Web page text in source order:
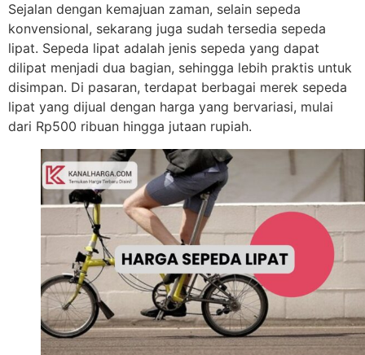
Sejalan dengan kemajuan zaman, selain sepeda
konvensional, sekarang juga sudah tersedia sepeda
lipat. Sepeda lipat adalah jenis sepeda yang dapat
dilipat menjadi dua bagian, sehingga lebih praktis untuk
disimpan. Di pasaran, terdapat berbagai merek sepeda
lipat yang dijual dengan harga yang bervariasi, mulai
dari Rp500 ribuan hingga jutaan rupiah.